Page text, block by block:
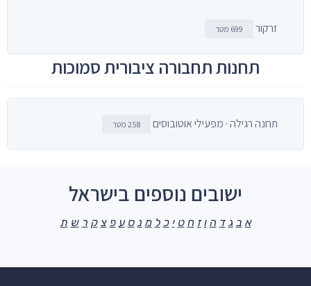
זרקור 699 מטר
תחנות תחבורה ציבורית סמוכות
תחנה רגילה · מפעילי אוטובוסים 258 מטר
ישובים נוספים בישראל
א ב ג ד ה ו ז ח ט י כ ל מ נ ס ע פ צ ק ר ש ת